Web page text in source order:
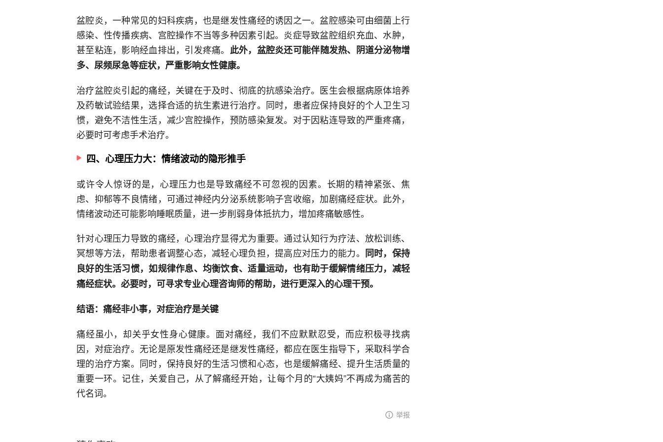
盆腔炎，一种常见的妇科疾病，也是继发性痛经的诱因之一。盆腔感染可由细菌上行
感染、性传播疾病、宫腔操作不当等多种因素引起。炎症导致盆腔组织充血、水肿，
甚至粘连，影响经血排出，引发疼痛。 此外，盆腔炎还可能伴随发热、阴道分泌物增
多、尿频尿急等症状，严重影响女性健康。
治疗盆腔炎引起的痛经，关键在于及时、彻底的抗感染治疗。医生会根据病原体培养
及药敏试验结果，选择合适的抗生素进行治疗。同时，患者应保持良好的个人卫生习
惯，避免不洁性生活，减少宫腔操作，预防感染复发。对于因粘连导致的严重疼痛，
必要时可考虑手术治疗。
四、心理压力大：情绪波动的隐形推手
或许令人惊讶的是，心理压力也是导致痛经不可忽视的因素。长期的精神紧张、焦
虑、抑郁等不良情绪，可通过神经内分泌系统影响子宫收缩，加剧痛经症状。此外，
情绪波动还可能影响睡眠质量，进一步削弱身体抵抗力，增加疼痛敏感性。
针对心理压力导致的痛经，心理治疗显得尤为重要。通过认知行为疗法、放松训练、
冥想等方法，帮助患者调整心态，减轻心理负担，提高应对压力的能力。 同时，保持
良好的生活习惯，如规律作息、均衡饮食、适量运动，也有助于缓解情绪压力，减轻
痛经症状。必要时，可寻求专业心理咨询师的帮助，进行更深入的心理干预。
结语：痛经非小事，对症治疗是关键
痛经虽小，却关乎女性身心健康。面对痛经，我们不应默默忍受，而应积极寻找病
因，对症治疗。无论是原发性痛经还是继发性痛经，都应在医生指导下，采取科学合
理的治疗方案。同时，保持良好的生活习惯和心态，也是缓解痛经、提升生活质量的
重要一环。记住，关爱自己，从了解痛经开始，让每个月的“大姨妈”不再成为痛苦的
代名词。
举报